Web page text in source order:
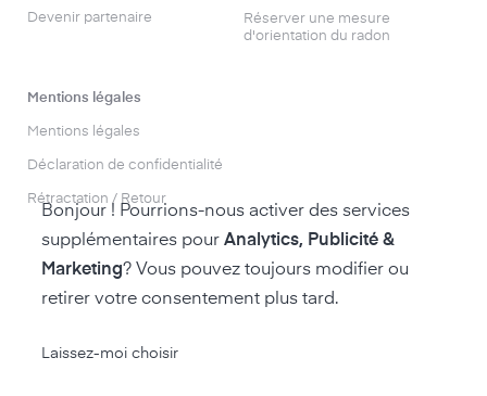
Devenir partenaire
Réserver une mesure
d'orientation du radon
Mentions légales
Mentions légales
Déclaration de confidentialité
Rétractation / Retour
Bonjour ! Pourrions-nous activer des services
supplémentaires pour Analytics, Publicité &
Marketing? Vous pouvez toujours modifier ou
retirer votre consentement plus tard.
Laissez-moi choisir